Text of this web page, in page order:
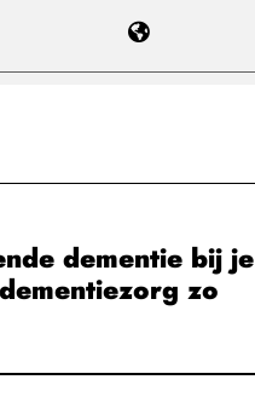
dementie bij je
zo